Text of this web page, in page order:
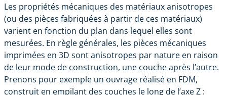
Les propriétés mécaniques des matériaux anisotropes
(ou des pièces fabriquées à partir de ces matériaux)
varient en fonction du plan dans lequel elles sont
mesurées. En règle générales, les pièces mécaniques
imprimées en 3D sont anisotropes par nature en raison
de leur mode de construction, une couche après l’autre.
Prenons pour exemple un ouvrage réalisé en FDM,
construit en empilant des couches le long de l’axe Z :